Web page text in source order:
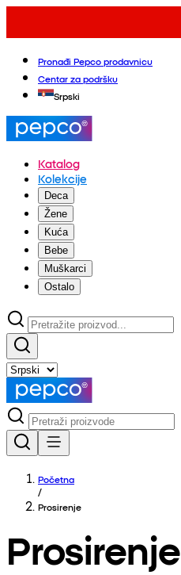
Pronađi Pepco prodavnicu
Centar za podršku
Srpski
Katalog
Kolekcije
Deca
Žene
Kuća
Bebe
Muškarci
Ostalo
Početna
/
Prosirenje
Prosirenje